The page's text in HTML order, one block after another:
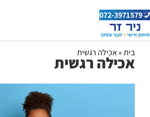
072-3971579
בית»אכילה רגשית
אכילה רגשית